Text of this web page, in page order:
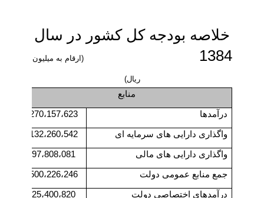
خلاصه بودجه کل کشور در سال
1384
(ارقام به میلیون
ریال)
منابع
درآمدها 270،157،623
واگذاری دارایی های سرمایه ای 132،260،542
واگذاری دارایی های مالی 97،808،081
جمع منابع عمومی دولت 500،226،246
درآمدهای اختصاصی دولت 25،400،820